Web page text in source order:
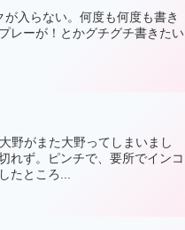
入らない。何度も何度も書き
レーが！とかグチグチ書きたい
野がまた大野ってしまいまし
れず。ピンチで、要所でインコ
たところ...